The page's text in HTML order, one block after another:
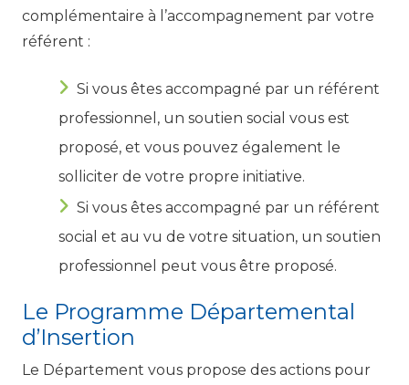
complémentaire à l’accompagnement par votre
référent :
Si vous êtes accompagné par un référent
professionnel, un soutien social vous est
proposé, et vous pouvez également le
solliciter de votre propre initiative.
Si vous êtes accompagné par un référent
social et au vu de votre situation, un soutien
professionnel peut vous être proposé.
Le Programme Départemental
d’Insertion
Le Département vous propose des actions pour